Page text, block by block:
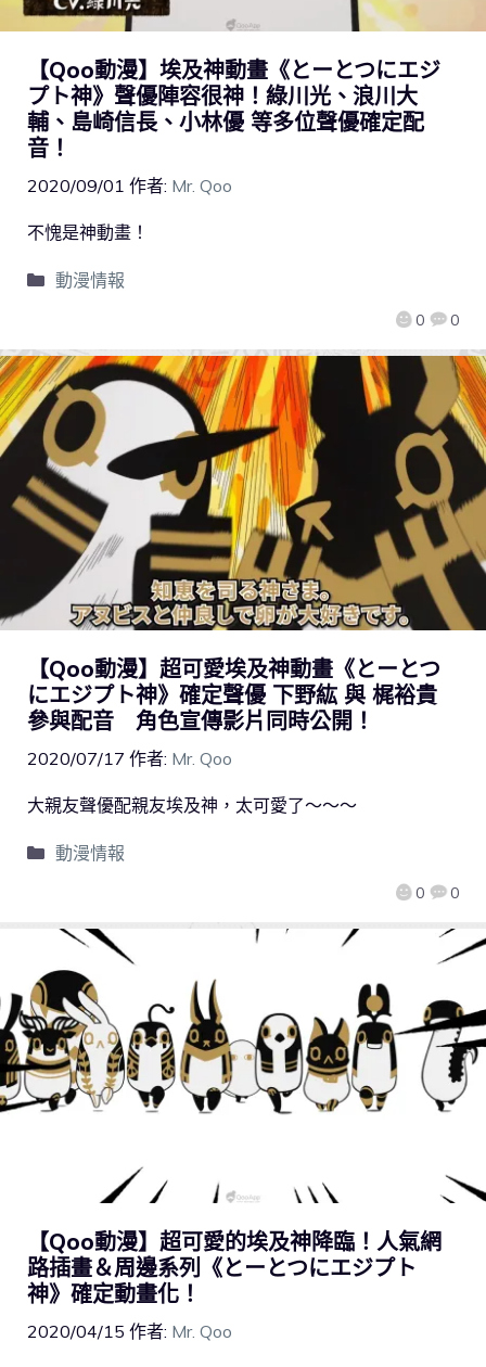
【Qoo動漫】埃及神動畫《とーとつにエジ
プト神》聲優陣容很神！綠川光、浪川大
輔、島崎信長、小林優 等多位聲優確定配
音！
2020/09/01 作者: Mr. Qoo
0 0
不愧是神動畫！
動漫情報
【Qoo動漫】超可愛埃及神動畫《とーとつ
にエジプト神》確定聲優 下野紘 與 梶裕貴
參與配音 角色宣傳影片同時公開！
2020/07/17 作者: Mr. Qoo
0 0
大親友聲優配親友埃及神，太可愛了～～～
動漫情報
【Qoo動漫】超可愛的埃及神降臨！人氣網
路插畫＆周邊系列《とーとつにエジプト
神》確定動畫化！
2020/04/15 作者: Mr. Qoo